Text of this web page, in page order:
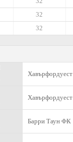
32
32
Хавърфордуест
Хавърфордуест
Барри Таун ФК